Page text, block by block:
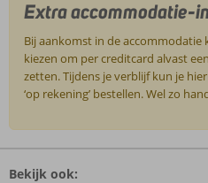
Extra accommodatie-
Bij aankomst in de accommodatie
kiezen om per creditcard alvast
zetten. Tijdens je verblijf kun je
‘op rekening’ bestellen. Wel zo
zijn
Bekijk ook: